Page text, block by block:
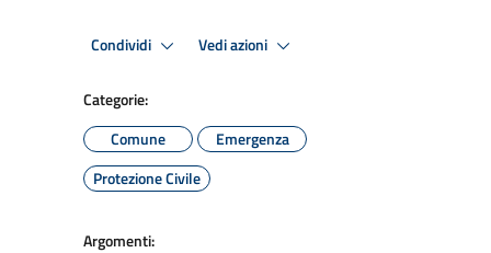
Condividi Vedi azioni
Categorie:
Comune
Emergenza
Protezione Civile
Argomenti: